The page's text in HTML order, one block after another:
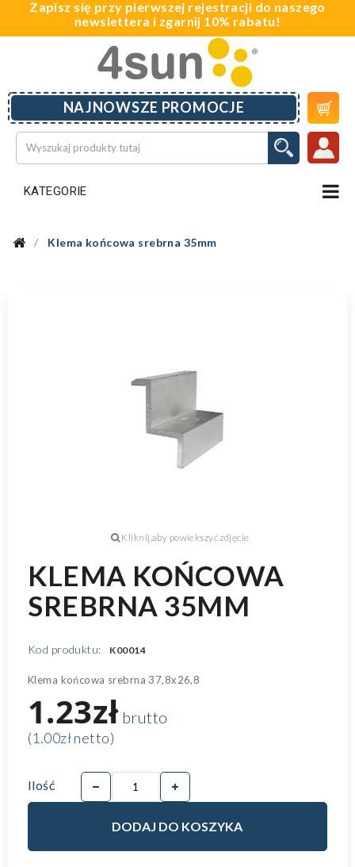
Zapisz się przy pierwszej rejestracji do naszego
newslettera i zgarnij 10% rabatu!
KATEGORIE
NAJNOWSZE PROMOCJE 
Klema końcowa srebrna 35mm
KLEMA KOŃCOWA
SREBRNA 35MM
Kod produktu: K00014
Klema końcowa srebrna 37,8x26,8
1.23złbrutto
(1.00zł netto)
Ilość
DODAJ DO KOSZYKA